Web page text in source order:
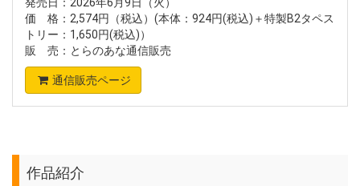
価 格：2,574円（税込）(本体：924円(税込)＋特製B2タペス
トリー：1,650円(税込)）
販 売：とらのあな通信販売
通信販売ページ
作品紹介